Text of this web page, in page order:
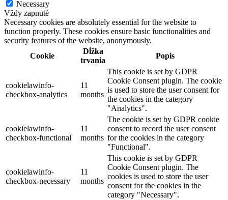
Necessary
Vždy zapnuté
Necessary cookies are absolutely essential for the website to
function properly. These cookies ensure basic functionalities and
security features of the website, anonymously.
Cookie
Dĺžka
trvania
Popis
cookielawinfo-
checkbox-analytics
11
months
This cookie is set by GDPR
Cookie Consent plugin. The cookie
is used to store the user consent for
the cookies in the category
"Analytics".
cookielawinfo-
checkbox-functional
11
months
The cookie is set by GDPR cookie
consent to record the user consent
for the cookies in the category
"Functional".
cookielawinfo-
checkbox-necessary
11
months
This cookie is set by GDPR
Cookie Consent plugin. The
cookies is used to store the user
consent for the cookies in the
category "Necessary".